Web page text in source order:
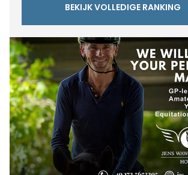
BEKIJK VOLLEDIGE RANKING